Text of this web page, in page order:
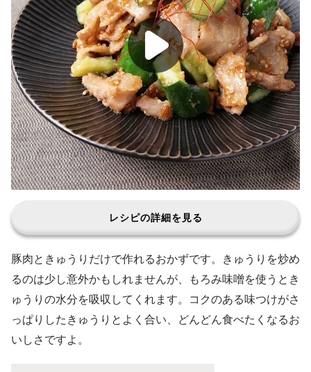
レシピの詳細を見る
豚肉ときゅうりだけで作れるおかずです。きゅうりを炒め
るのは少し意外かもしれませんが、もろみ味噌を使うとき
ゅうりの水分を吸収してくれます。コクのある味つけがさ
っぱりしたきゅうりとよく合い、どんどん食べたくなるお
いしさですよ。